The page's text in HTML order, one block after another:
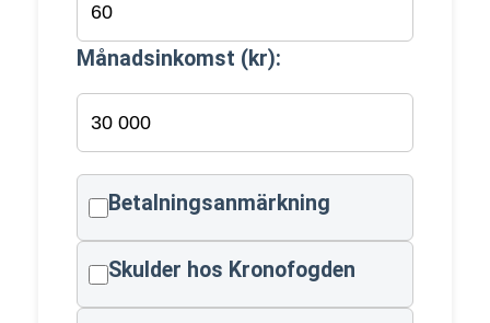
Månadsinkomst (kr):
Betalningsanmärkning
Skulder hos Kronofogden